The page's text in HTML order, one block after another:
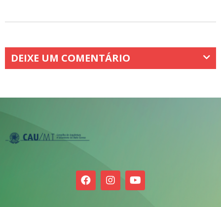
DEIXE UM COMENTÁRIO